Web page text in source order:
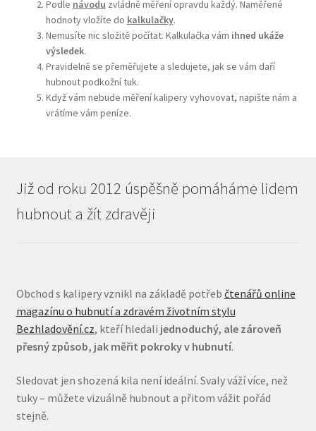
Podle návodu zvládně měření opravdu každý. Naměřené
hodnoty vložíte do kalkulačky.
Nemusíte nic složitě počítat. Kalkulačka vám ihned ukáže
výsledek.
Pravidelně se přeměřujete a sledujete, jak se vám daří
hubnout podkožní tuk.
Když vám nebude měření kalipery vyhovovat, napište nám a
vrátíme vám peníze.
Již od roku 2012 úspěšně pomáháme lidem
hubnout a žít zdravěji
Obchod s kalipery vznikl na základě potřeb čtenářů online
magazínu o hubnutí a zdravém životním stylu
Bezhladovění.cz, kteří hledali jednoduchý, ale zároveň
přesný způsob, jak měřit pokroky v hubnutí.
Sledovat jen shozená kila není ideální. Svaly váží více, než
tuky – můžete vizuálně hubnout a přitom vážit pořád
stejně.